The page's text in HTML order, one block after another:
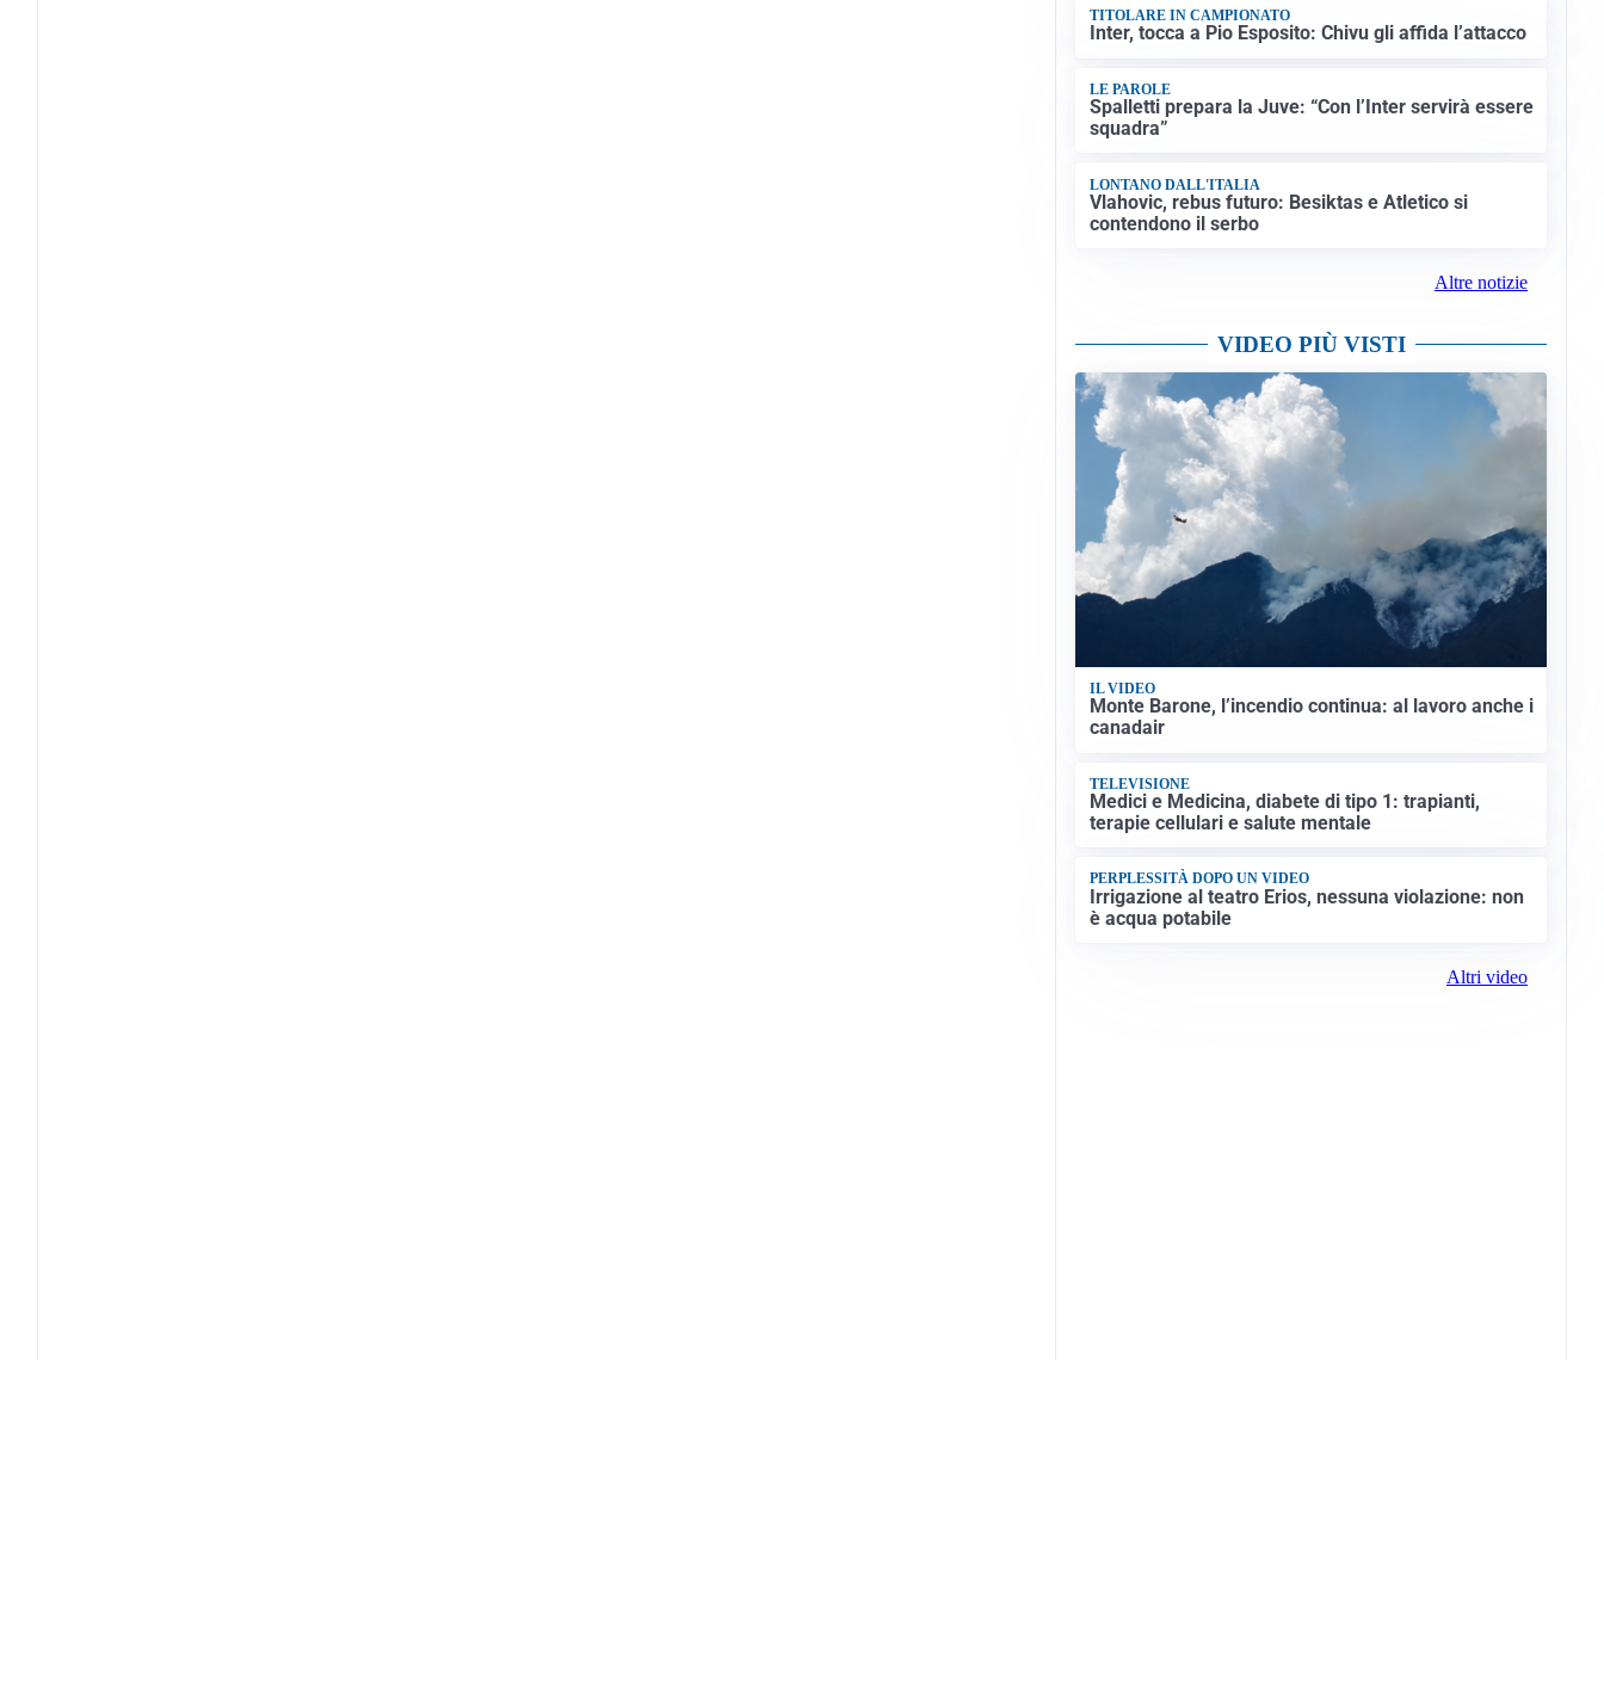
TITOLARE IN CAMPIONATO
Inter, tocca a Pio Esposito: Chivu gli affida l’attacco
LE PAROLE
Spalletti prepara la Juve: “Con l’Inter servirà essere
squadra”
LONTANO DALL'ITALIA
Vlahovic, rebus futuro: Besiktas e Atletico si
contendono il serbo
Altre notizie
VIDEO PIÙ VISTI
IL VIDEO
Monte Barone, l’incendio continua: al lavoro anche i
canadair
TELEVISIONE
Medici e Medicina, diabete di tipo 1: trapianti,
terapie cellulari e salute mentale
PERPLESSITÀ DOPO UN VIDEO
Irrigazione al teatro Erios, nessuna violazione: non
è acqua potabile
Altri video